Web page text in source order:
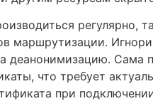
регулярно,
маршрутизации.
деанонимизацию. Сама
что требует
при